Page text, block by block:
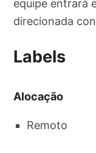
equipe entrará
direcionada
Labels
Alocação
Remoto